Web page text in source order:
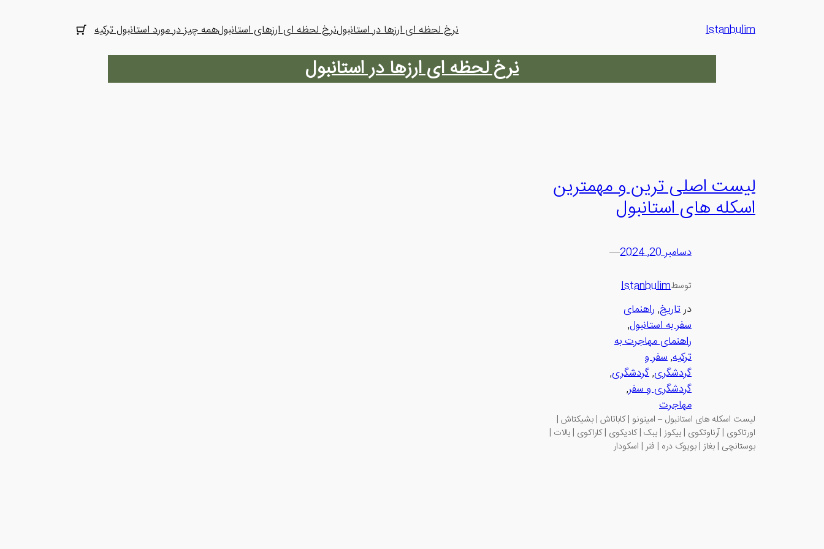
Istanbulim نرخ لحظه ای ارزها در استانبولنرخ لحظه ای ارزهای استانبولهمه چیز در مورد استانبول ترکیه
نرخ لحظه ای ارزها در استانبول
لیست اصلی ترین و مهمترین
اسکله های استانبول
دسامبر 20, 2024 —
توسطIstanbulim
درتاریخ, راهنمای
سفر به استانبول,
راهنمای مهاجرت به
ترکیه, سفر و
گردشگری, گردشگری,
گردشگری و سفر,
مهاجرت
لیست اسکله های استانبول – امینونو | کاباتاش | بشیکتاش |
اورتاکوی | آرناوتکوی | بیکوز | ببک | کادیکوی | کاراکوی | بالات |
بوستانچی | بغاز | بویوک دره | فنر | اسکودار